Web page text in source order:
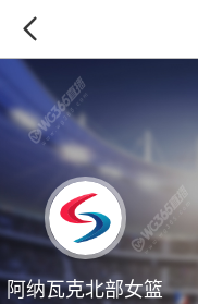

阿纳瓦克北部女篮